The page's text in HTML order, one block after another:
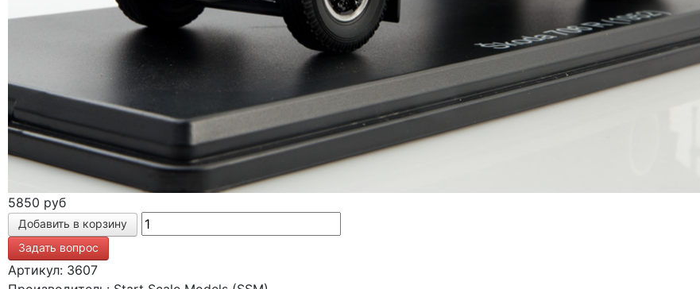
5850 руб
Задать вопрос
Артикул: 3607